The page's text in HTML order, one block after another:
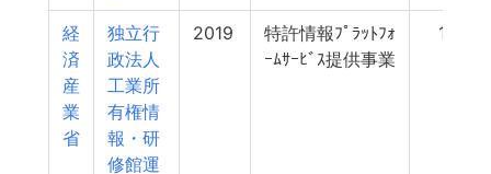
経
済
産
業
省
独立行
政法人
工業所
有権情
報・研
修館運
2019
特許情報ﾌﾟﾗｯﾄﾌｫ
ｰﾑｻｰﾋﾞｽ提供事業
1,311